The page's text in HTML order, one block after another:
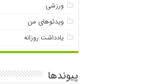
ورزشی
ویدئوهای من
یادداشت روزانه
پیوندها